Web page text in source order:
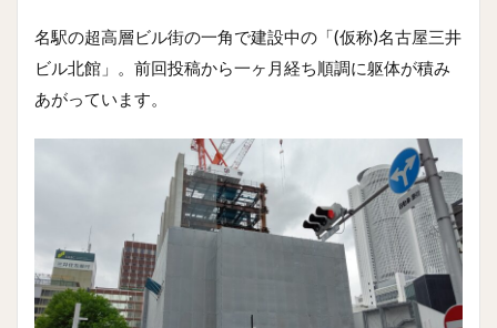
名駅の超高層ビル街の一角で建設中の「(仮称)名古屋三井
ビル北館」。前回投稿から一ヶ月経ち順調に躯体が積み
あがっています。